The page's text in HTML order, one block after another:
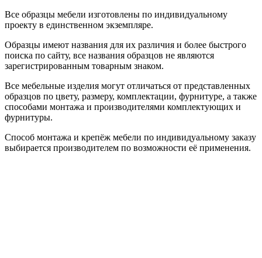
Все образцы мебели изготовлены по индивидуальному
проекту в единственном экземпляре.
Образцы имеют названия для их различия и более быстрого
поиска по сайту, все названия образцов не являются
зарегистрированным товарным знаком.
Все мебельные изделия могут отличаться от представленных
образцов по цвету, размеру, комплектации, фурнитуре, а также
способами монтажа и производителями комплектующих и
фурнитуры.
Способ монтажа и крепёж мебели по индивидуальному заказу
выбирается производителем по возможности её применения.